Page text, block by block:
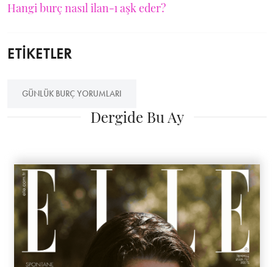
Hangi burç nasıl ilan-ı aşk eder?
ETİKETLER
GÜNLÜK BURÇ YORUMLARI
Dergide Bu Ay